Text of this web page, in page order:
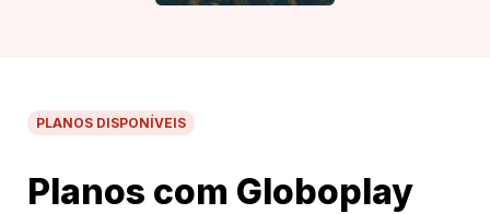
PLANOS DISPONÍVEIS
Planos com Globoplay